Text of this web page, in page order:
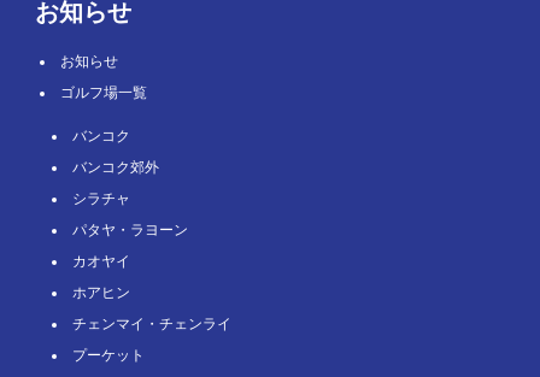
お知らせ
お知らせ
ゴルフ場一覧
バンコク
バンコク郊外
シラチャ
パタヤ・ラヨーン
カオヤイ
ホアヒン
チェンマイ・チェンライ
プーケット